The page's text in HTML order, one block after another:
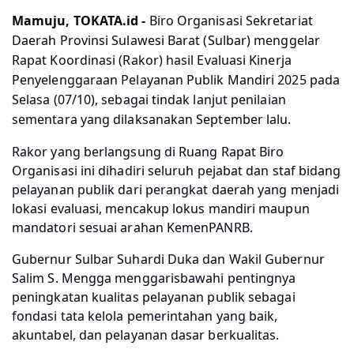
Mamuju, TOKATA.id - Biro Organisasi Sekretariat
Daerah Provinsi Sulawesi Barat (Sulbar) menggelar
Rapat Koordinasi (Rakor) hasil Evaluasi Kinerja
Penyelenggaraan Pelayanan Publik Mandiri 2025 pada
Selasa (07/10), sebagai tindak lanjut penilaian
sementara yang dilaksanakan September lalu.
Rakor yang berlangsung di Ruang Rapat Biro
Organisasi ini dihadiri seluruh pejabat dan staf bidang
pelayanan publik dari perangkat daerah yang menjadi
lokasi evaluasi, mencakup lokus mandiri maupun
mandatori sesuai arahan KemenPANRB.
Gubernur Sulbar Suhardi Duka dan Wakil Gubernur
Salim S. Mengga menggarisbawahi pentingnya
peningkatan kualitas pelayanan publik sebagai
fondasi tata kelola pemerintahan yang baik,
akuntabel, dan pelayanan dasar berkualitas.